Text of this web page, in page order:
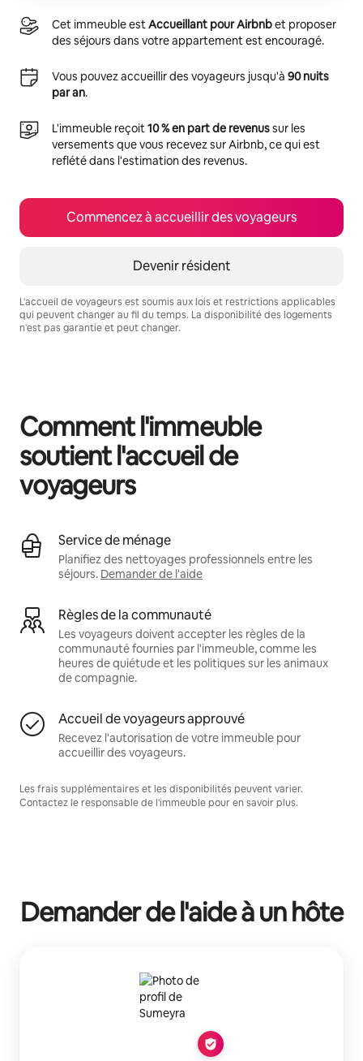
Cet immeuble estAccueillant pour Airbnbet proposer
des séjours dans votre appartement est encouragé.
Vous pouvez accueillir des voyageurs jusqu'à 90 nuits
par an.
L'immeuble reçoit10 % en part de revenussur les
versements que vous recevez sur Airbnb, ce qui est
reflété dans l'estimation des revenus.
Commencez à accueillir des voyageurs
Devenir résident
L'accueil de voyageurs est soumis aux lois et restrictions applicables
qui peuvent changer au fil du temps. La disponibilité des logements
n'est pas garantie et peut changer.
Comment l'immeuble
soutient l'accueil de
voyageurs
Service de ménage
Planifiez des nettoyages professionnels entre les
séjours. Demander de l'aide
Règles de la communauté
Les voyageurs doivent accepter les règles de la
communauté fournies par l'immeuble, comme les
heures de quiétude et les politiques sur les animaux
de compagnie.
Accueil de voyageurs approuvé
Recevez l'autorisation de votre immeuble pour
accueillir des voyageurs.
Les frais supplémentaires et les disponibilités peuvent varier.
Contactez le responsable de l'immeuble pour en savoir plus.
Demander de l'aide à un hôte